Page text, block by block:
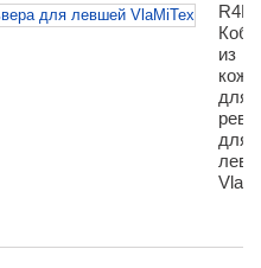
R4Li
из
кожи
для
для